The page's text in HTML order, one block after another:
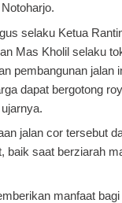
selaku Ketua
Mas Kholil selaku
pembangunan jalan
dapat bergotong
jalan cor tersebut
baik saat berziarah
manfaat